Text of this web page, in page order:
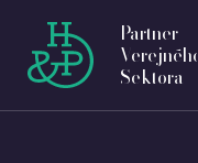
Partner
Verejného
Sektora